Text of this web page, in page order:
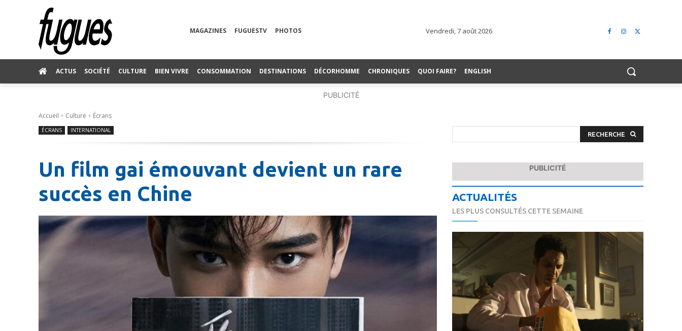
MAGAZINES FUGUESTV PHOTOS Vendredi, 7 août 2026
ACTUS SOCIÉTÉ CULTURE BIEN VIVRE CONSOMMATION DESTINATIONS DÉCORHOMME CHRONIQUES QUOI FAIRE? ENGLISH
PUBLICITÉ
Accueil Culture Écrans
ÉCRANS INTERNATIONAL
Un film gai émouvant devient un rare
succès en Chine
RECHERCHE
PUBLICITÉ
ACTUALITÉS
LES PLUS CONSULTÉS CETTE SEMAINE